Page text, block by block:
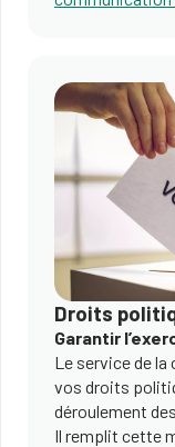
Droits
Garantir
Le service de la
vos droits
déroulement
Il remplit cette